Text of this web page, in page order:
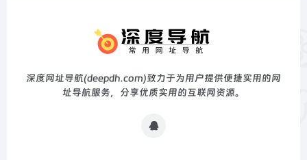
深度网址导航(deepdh.com)致力于为用户提供便捷实用的网
址导航服务，分享优质实用的互联网资源。